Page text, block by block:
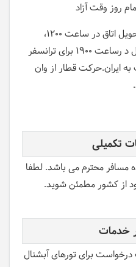
روز وقت آزاد
صرف صبحانه د رهتل، تحویل اتاق در ساعت 1200،
وقت آزاد و حضور در هتل د رساعت 1900 برای ترانسفر
ایران.حرکت قطار از وان
تکمیلی
مسافر محترم می باشد. لطفا
از کشور مطمئن شوید.
خدمات
برای تورهای آبشنال